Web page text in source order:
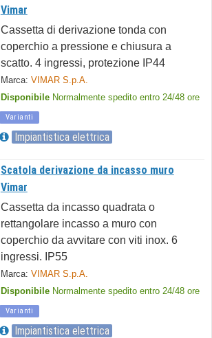
Vimar
Cassetta di derivazione tonda con
coperchio a pressione e chiusura a
scatto. 4 ingressi, protezione IP44
Marca: VIMAR S.p.A.
Disponibile Normalmente spedito entro 24/48 ore
Varianti
Impiantistica elettrica
Scatola derivazione da incasso muro
Vimar
Cassetta da incasso quadrata o
rettangolare incasso a muro con
coperchio da avvitare con viti inox. 6
ingressi. IP55
Marca: VIMAR S.p.A.
Disponibile Normalmente spedito entro 24/48 ore
Varianti
Impiantistica elettrica